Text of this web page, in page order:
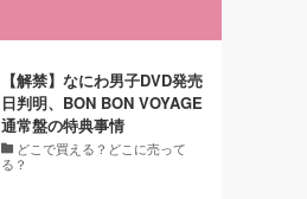
【解禁】なにわ男子DVD発売
日判明、BON BON VOYAGE
通常盤の特典事情
どこで買える？どこに売って
る？